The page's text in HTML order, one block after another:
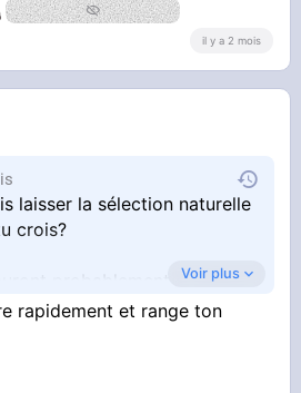
il y a 2 mois
laisser la sélection naturelle
crois?
probablement le même
Voir plus
rapidement et range ton